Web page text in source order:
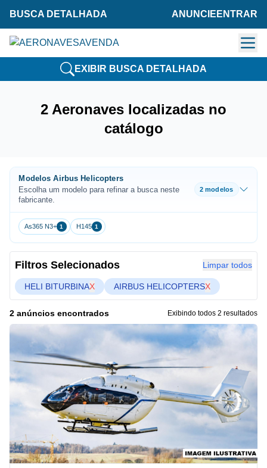
BUSCA DETALHADA ANUNCIE ENTRAR
EXIBIR BUSCA DETALHADA
2 Aeronaves localizadas no
catálogo
Modelos Airbus Helicopters
Escolha um modelo para refinar a busca neste
fabricante.
2 modelos
As365 N3+ 1 H145 1
Filtros Selecionados Limpar todos
HELI BITURBINAX AIRBUS HELICOPTERSX
2 anúncios encontrados Exibindo todos 2 resultados